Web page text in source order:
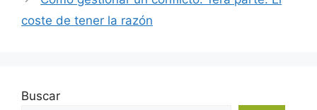
coste de tener la razón
Buscar